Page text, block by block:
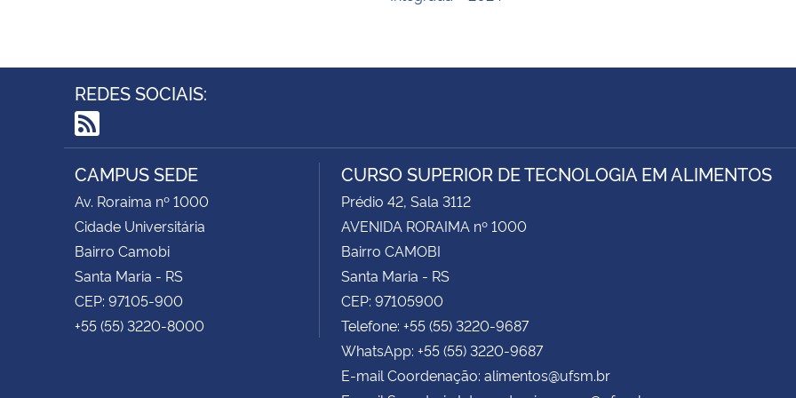
REDES SOCIAIS:
RSS
CAMPUS SEDE
Av. Roraima nº 1000
Cidade Universitária
Bairro Camobi
Santa Maria - RS
CEP: 97105-900
+55 (55) 3220-8000
CURSO SUPERIOR DE TECNOLOGIA EM ALIMENTOS
Prédio 42, Sala 3112
AVENIDA RORAIMA nº 1000
Bairro CAMOBI
Santa Maria - RS
CEP: 97105900
Telefone: +55 (55) 3220-9687
WhatsApp: +55 (55) 3220-9687
E-mail Coordenação: alimentos@ufsm.br